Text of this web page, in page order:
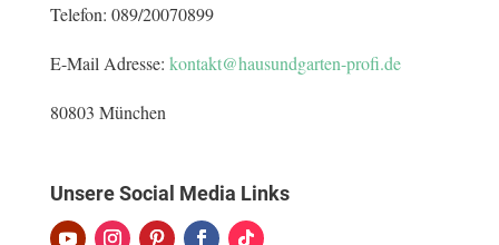
Telefon: 089/20070899
E-Mail Adresse: kontakt@hausundgarten-profi.de
80803 München
Unsere Social Media Links